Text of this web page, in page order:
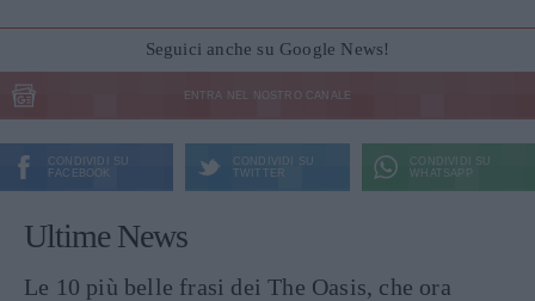
Seguici anche su Google News!
ENTRA NEL NOSTRO CANALE
CONDIVIDI SU
FACEBOOK
CONDIVIDI SU
TWITTER
CONDIVIDI SU
WHATSAPP
Ultime News
Le 10 più belle frasi dei The Oasis, che ora